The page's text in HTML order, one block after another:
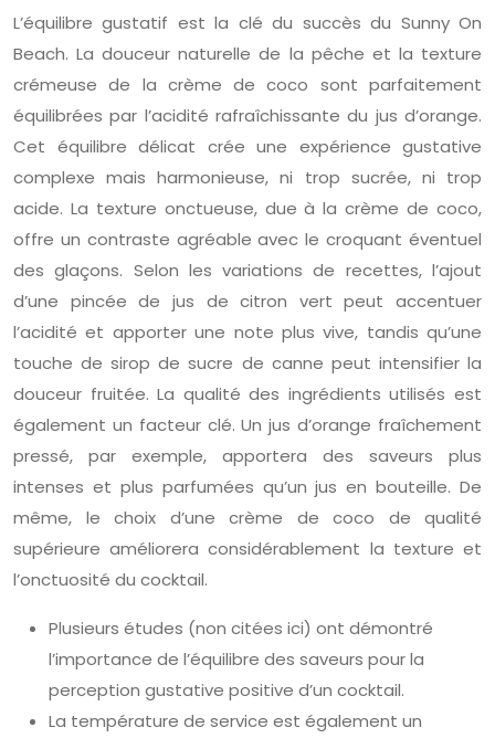
L’équilibre gustatif est la clé du succès du Sunny On
Beach. La douceur naturelle de la pêche et la texture
crémeuse de la crème de coco sont parfaitement
équilibrées par l’acidité rafraîchissante du jus d’orange.
Cet équilibre délicat crée une expérience gustative
complexe mais harmonieuse, ni trop sucrée, ni trop
acide. La texture onctueuse, due à la crème de coco,
offre un contraste agréable avec le croquant éventuel
des glaçons. Selon les variations de recettes, l’ajout
d’une pincée de jus de citron vert peut accentuer
l’acidité et apporter une note plus vive, tandis qu’une
touche de sirop de sucre de canne peut intensifier la
douceur fruitée. La qualité des ingrédients utilisés est
également un facteur clé. Un jus d’orange fraîchement
pressé, par exemple, apportera des saveurs plus
intenses et plus parfumées qu’un jus en bouteille. De
même, le choix d’une crème de coco de qualité
supérieure améliorera considérablement la texture et
l’onctuosité du cocktail.
Plusieurs études (non citées ici) ont démontré
l’importance de l’équilibre des saveurs pour la
perception gustative positive d’un cocktail.
La température de service est également un